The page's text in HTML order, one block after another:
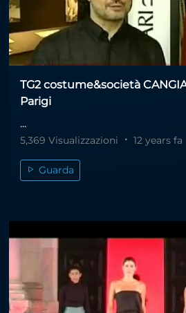
TG2 costume&società
Parigi
...
5,369 Visualizzazioni 12 years fa
Guarda